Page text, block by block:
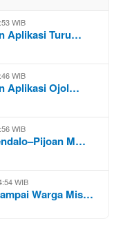
WIB
Aplikasi Turu…
WIB
Aplikasi Ojol…
WIB
M…
WIB
Warga Mis…